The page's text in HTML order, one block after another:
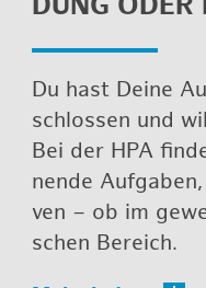
Du hast Deine
schlos­sen und
Bei der HPA
nen­de
ven – ob im
schen Be­reich.